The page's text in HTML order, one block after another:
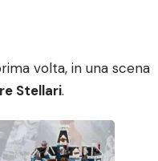
volta, in una scena
Stellari.